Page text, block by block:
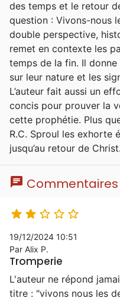
des temps et le retour
question : Vivons-nous
double perspective,
remet en contexte les
temps de la fin. Il
sur leur nature et les
L’auteur fait aussi un
concis pour prouver la
cette prophétie. Plus
R.C. Sproul les exhorte
jusqu’au retour de Christ.
chat Commentaires
    
19/12/2024 10:51
Par Alix P.
Tromperie
L'auteur ne répond
titre : "vivons nous les